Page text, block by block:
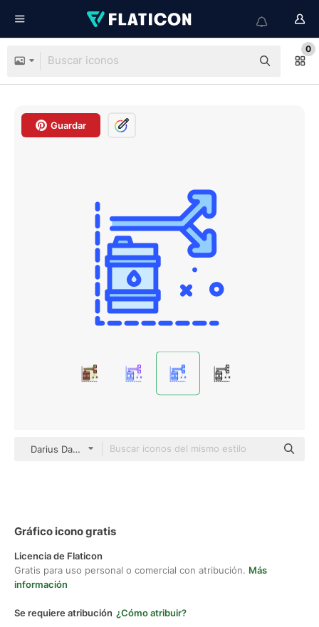
0
Guardar
Darius Dan Blue
Gráfico icono gratis
Licencia de Flaticon
Gratis para uso personal o comercial con atribución. Más
información
Se requiere atribución ¿Cómo atribuir?